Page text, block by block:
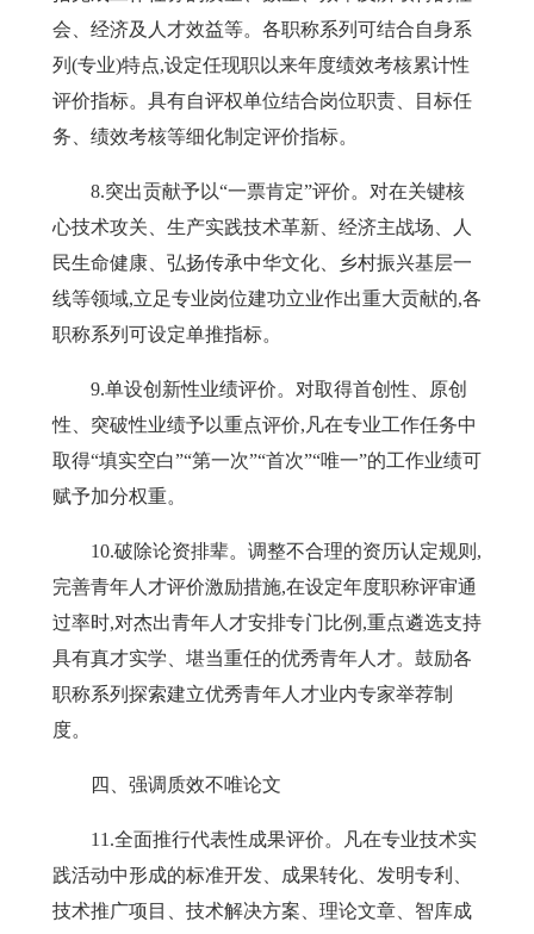
会、经济及人才效益等。各职称系列可结合自身系
列(专业)特点,设定任现职以来年度绩效考核累计性
评价指标。具有自评权单位结合岗位职责、目标任
务、绩效考核等细化制定评价指标。
8.突出贡献予以“一票肯定”评价。对在关键核
心技术攻关、生产实践技术革新、经济主战场、人
民生命健康、弘扬传承中华文化、乡村振兴基层一
线等领域,立足专业岗位建功立业作出重大贡献的,各
职称系列可设定单推指标。
9.单设创新性业绩评价。 对取得首创性、原创
性、突破性业绩予以重点评价,凡在专业工作任务中
取得“填实空白”“第一次”“首次”“唯一”的工作业绩可
赋予加分权重。
10.破除论资排辈。 调整不合理的资历认定规则,
完善青年人才评价激励措施,在设定年度职称评审通
过率时,对杰出青年人才安排专门比例,重点遴选支持
具有真才实学、堪当重任的优秀青年人才。鼓励各
职称系列探索建立优秀青年人才业内专家举荐制
度。
四、强调质效不唯论文
11 .全面推行代表性成果评价。
凡在专业技术实
践活动中形成的标准开发、成果转化、发明专利、
技术推广项目、技术解决方案、理论文章、智库成